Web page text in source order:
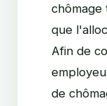
chômage
que
Afin de
de